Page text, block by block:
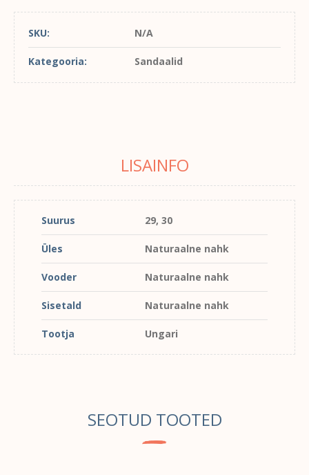
SKU: N/A
Kategooria: Sandaalid
LISAINFO
Suurus 29, 30
Üles Naturaalne nahk
Vooder Naturaalne nahk
Sisetald Naturaalne nahk
Tootja Ungari
SEOTUD TOOTED